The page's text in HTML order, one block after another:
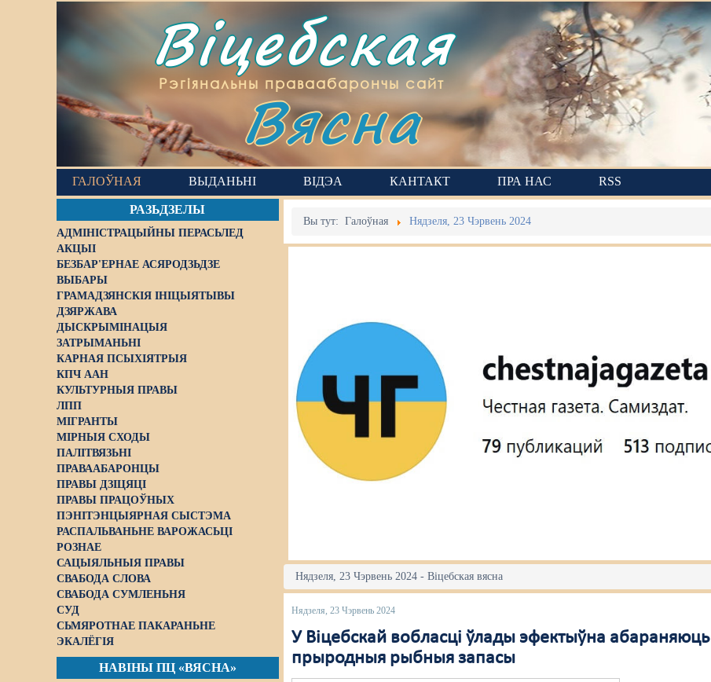
Віцебская
Рэгіянальны праваабарончы сайт
Вясна
ГАЛОЎНАЯ ВЫДАНЬНІ ВІДЭА КАНТАКТ ПРА НАС RSS
РАЗЬДЗЕЛЫ
АДМІНІСТРАЦЫЙНЫ ПЕРАСЬЛЕД
АКЦЫІ
БЕЗБАР'ЕРНАЕ АСЯРОДЗЬДЗЕ
ВЫБАРЫ
ГРАМАДЗЯНСКІЯ ІНІЦЫЯТЫВЫ
ДЗЯРЖАВА
ДЫСКРЫМІНАЦЫЯ
ЗАТРЫМАНЬНІ
КАРНАЯ ПСЫХІЯТРЫЯ
КПЧ ААН
КУЛЬТУРНЫЯ ПРАВЫ
ЛПП
МІГРАНТЫ
МІРНЫЯ СХОДЫ
ПАЛІТВЯЗЬНІ
ПРАВААБАРОНЦЫ
ПРАВЫ ДЗІЦЯЦІ
ПРАВЫ ПРАЦОЎНЫХ
ПЭНІТЭНЦЫЯРНАЯ СЫСТЭМА
РАСПАЛЬВАНЬНЕ ВАРОЖАСЬЦІ
РОЗНАЕ
САЦЫЯЛЬНЫЯ ПРАВЫ
СВАБОДА СЛОВА
СВАБОДА СУМЛЕНЬНЯ
СУД
СЬМЯРОТНАЕ ПАКАРАНЬНЕ
ЭКАЛЁГІЯ
НАВІНЫ ПЦ «ВЯСНА»
Вы тут:Галоўная Нядзеля, 23 Чэрвень 2024
Нядзеля, 23 Чэрвень 2024 - Віцебская вясна
Нядзеля, 23 Чэрвень 2024
У Віцебскай вобласці ўлады эфектыўна абараняюць
прыродныя рыбныя запасы